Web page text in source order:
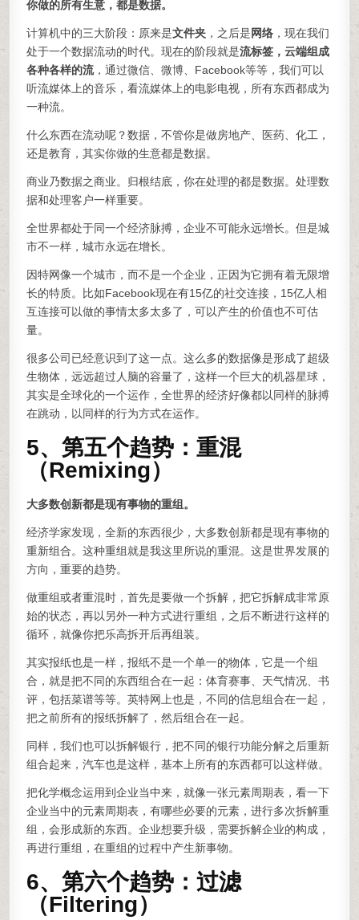
你做的所有生意，都是数据。
计算机中的三大阶段：原来是文件夹 ，之后是网络 ，现在我们
处于一个数据流动的时代。现在的阶段就是流标签，云端组成
各种各样的流，通过微信、微博、Facebook等等，我们可以
听流媒体上的音乐，看流媒体上的电影电视，所有东西都成为
一种流。
什么东西在流动呢？数据，不管你是做房地产、医药、化工，
还是教育，其实你做的生意都是数据。
商业乃数据之商业。归根结底，你在处理的都是数据。处理数
据和处理客户一样重要。
全世界都处于同一个经济脉搏，企业不可能永远增长。但是城
市不一样，城市永远在增长。
因特网像一个城市，而不是一个企业，正因为它拥有着无限增
长的特质。比如Facebook现在有15亿的社交连接，15亿人相
互连接可以做的事情太多太多了，可以产生的价值也不可估
量。
很多公司已经意识到了这一点。这么多的数据像是形成了超级
生物体，远远超过人脑的容量了，这样一个巨大的机器星球，
其实是全球化的一个运作，全世界的经济好像都以同样的脉搏
在跳动，以同样的行为方式在运作。
5、第五个趋势：重混
（Remixing）
大多数创新都是现有事物的重组。
经济学家发现，全新的东西很少，大多数创新都是现有事物的
重新组合。这种重组就是我这里所说的重混。这是世界发展的
方向，重要的趋势。
做重组或者重混时，首先是要做一个拆解，把它拆解成非常原
始的状态，再以另外一种方式进行重组，之后不断进行这样的
循环，就像你把乐高拆开后再组装。
其实报纸也是一样，报纸不是一个单一的物体，它是一个组
合，就是把不同的东西组合在一起：体育赛事、天气情况、书
评，包括菜谱等等。英特网上也是，不同的信息组合在一起，
把之前所有的报纸拆解了，然后组合在一起。
同样，我们也可以拆解银行，把不同的银行功能分解之后重新
组合起来，汽车也是这样，基本上所有的东西都可以这样做。
把化学概念运用到企业当中来，就像一张元素周期表，看一下
企业当中的元素周期表，有哪些必要的元素，进行多次拆解重
组，会形成新的东西。企业想要升级，需要拆解企业的构成，
再进行重组，在重组的过程中产生新事物。
6、第六个趋势：过滤
（Filtering）